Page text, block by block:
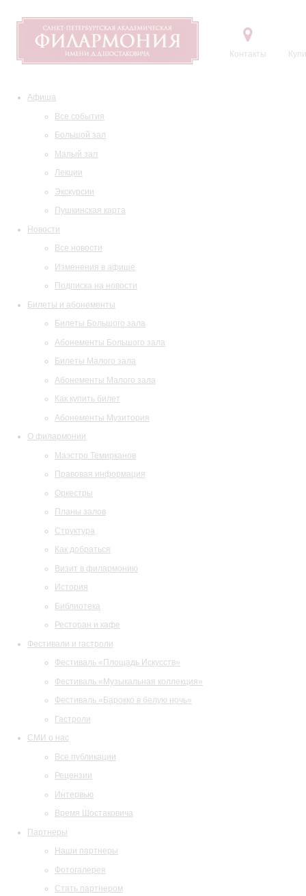
Контакты
Афиша
Все события
Большой зал
Малый зал
Лекции
Экскурсии
Пушкинская карта
Новости
Все новости
Изменения в афише
Подписка на новости
Билеты и абонементы
Билеты Большого зала
Абонементы Большого зала
Билеты Малого зала
Абонементы Малого зала
Как купить билет
Абонементы Музитория
О филармонии
Маэстро Темирканов
Правовая информация
Оркестры
Планы залов
Структура
Как добраться
Визит в филармонию
История
Библиотека
Ресторан и кафе
Фестивали и гастроли
Фестиваль «Площадь Искусств»
Фестиваль «Музыкальная коллекция»
Фестиваль «Барокко в белую ночь»
Гастроли
СМИ о нас
Все публикации
Рецензии
Интервью
Время Шостаковича
Партнеры
Наши партнеры
Фотогалерея
Стать партнером